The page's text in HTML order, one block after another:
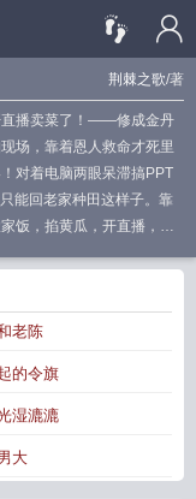
荆棘之歌/著
直播卖菜了！——修成金丹
场，靠着恩人救命才死里
对着电脑两眼呆滞搞PPT
能回老家种田这样子。靠
饭，掐黄瓜，开直播，卖
对方另外半边清俊的脸，
修秘法可以滋补容颜，不
多］
新TXT宋檀记事TXT
节宋檀记事荆棘之歌无错
宋檀记事起点中文网
老陈
的令旗
湿漉漉
大